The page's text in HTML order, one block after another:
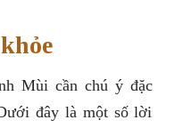
Mùi cần chú ý đặc
đây là một số lời